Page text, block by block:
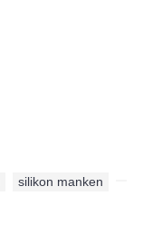
silikon manken